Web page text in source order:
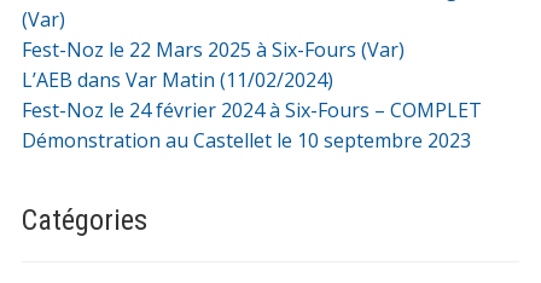
(Var)
Fest-Noz le 22 Mars 2025 à Six-Fours (Var)
L’AEB dans Var Matin (11/02/2024)
Fest-Noz le 24 février 2024 à Six-Fours – COMPLET
Démonstration au Castellet le 10 septembre 2023
Catégories